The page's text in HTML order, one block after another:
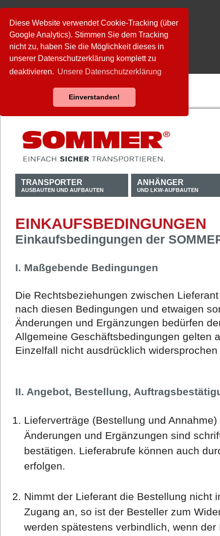
Diese Website verwendet Cookie-Tracking (über
Google Analytics). Stimmen Sie dem Tracking
nicht zu, haben Sie die Möglichkeit dieses in
unserer Datenschutzerklärung komplett zu
deaktivieren. Unsere Datenschutzerklärung
Einverstanden!
TRANSPORTER
AUSBAUTEN UND AUFBAUTEN
ANHÄNGER
UND LKW-AUFBAUTEN
EINKAUFSBEDINGUNGEN
Einkaufsbedingungen der
I. Maßgebende Bedingungen
Die Rechtsbeziehungen zwischen
nach diesen Bedingungen und etwaigen
Änderungen und Ergänzungen bedürfen
Allgemeine Geschäftsbedingungen gelten
Einzelfall nicht ausdrücklich widersprochen
II. Angebot, Bestellung,
Lieferverträge (Bestellung und
Änderungen und Ergänzungen sind
bestätigen. Lieferabrufe können auch
erfolgen.
Nimmt der Lieferant die Bestellung nicht
Zugang an, so ist der Besteller zum
werden spätestens verbindlich, wenn